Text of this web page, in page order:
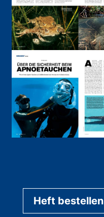
Heft bestellen